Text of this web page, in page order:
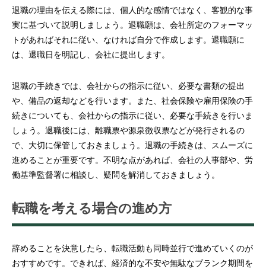
退職の理由を伝える際には、個人的な感情ではなく、客観的な事
実に基づいて説明しましょう。退職願は、会社所定のフォーマッ
トがあればそれに従い、なければ自分で作成します。退職願に
は、退職日を明記し、会社に提出します。
退職の手続きでは、会社からの指示に従い、必要な書類の提出
や、備品の返却などを行います。また、社会保険や雇用保険の手
続きについても、会社からの指示に従い、必要な手続きを行いま
しょう。退職後には、離職票や源泉徴収票などが発行されるの
で、大切に保管しておきましょう。退職の手続きは、スムーズに
進めることが重要です。不明な点があれば、会社の人事部や、労
働基準監督署に相談し、疑問を解消しておきましょう。
転職を考える場合の進め方
辞めることを決意したら、転職活動も同時並行で進めていくのが
おすすめです。できれば、経済的な不安や無駄なブランク期間を